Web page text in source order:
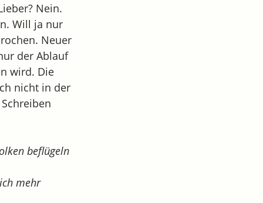
Nein.
Will ja nur
Neuer
der Ablauf
wird. Die
nicht in der
beflügeln
mehr